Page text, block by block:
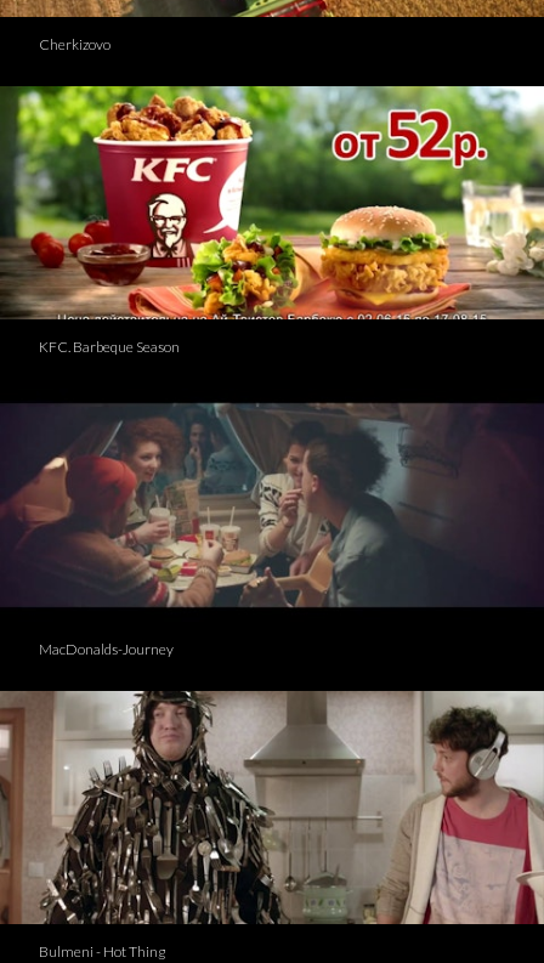
Cherkizovo
KFC. Barbeque Season
MacDonalds-Journey
Bulmeni - Hot Thing